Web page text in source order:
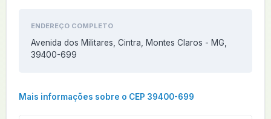
ENDEREÇO COMPLETO
Avenida dos Militares, Cintra, Montes Claros - MG,
39400-699
Mais informações sobre o CEP 39400-699